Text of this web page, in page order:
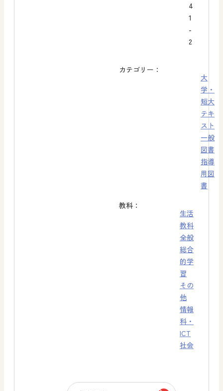
4
1
-
2
カテゴリー：
大
学・
短大
テキ
スト
一般
図書
指導
用図
書
教科：
生活
教科
全般
総合
的学
習
その
他
情報
科・
ICT
社会